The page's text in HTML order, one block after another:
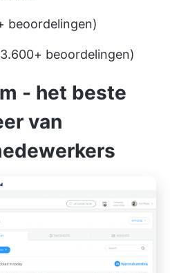
beoordelingen)
beoordelingen)
- het beste
van